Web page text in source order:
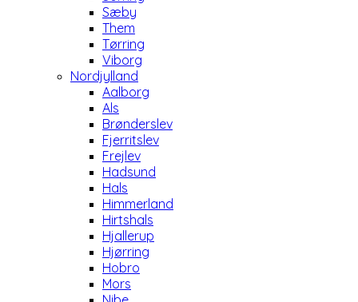
Sæby
Them
Tørring
Viborg
Nordjylland
Aalborg
Als
Brønderslev
Fjerritslev
Frejlev
Hadsund
Hals
Himmerland
Hirtshals
Hjallerup
Hjørring
Hobro
Mors